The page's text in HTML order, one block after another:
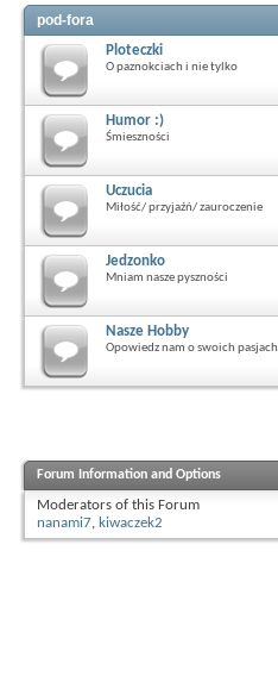
pod-fora
Ploteczki
O paznokciach i nie tylko
Humor :)
Śmieszności
Uczucia
Miłość/ przyjaźń/ zauroczenie
Jedzonko
Mniam nasze pyszności
Nasze Hobby
Opowiedz nam o swoich pasjach
Forum Information and Options
Moderators of this Forum
nanami7, kiwaczek2